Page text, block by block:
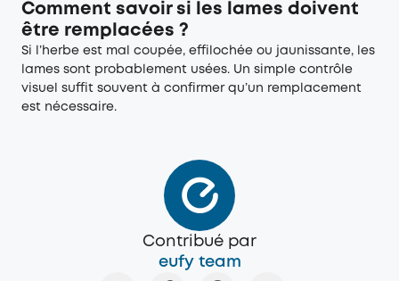
Comment savoir si les lames doivent
être remplacées ?
Si l’herbe est mal coupée, effilochée ou jaunissante, les
lames sont probablement usées. Un simple contrôle
visuel suffit souvent à confirmer qu’un remplacement
est nécessaire.
Contribué par
eufy team